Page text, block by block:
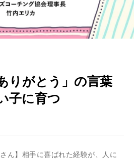
りがとう」の言葉
子に育つ
ん】相手に喜ばれた経験が、人に